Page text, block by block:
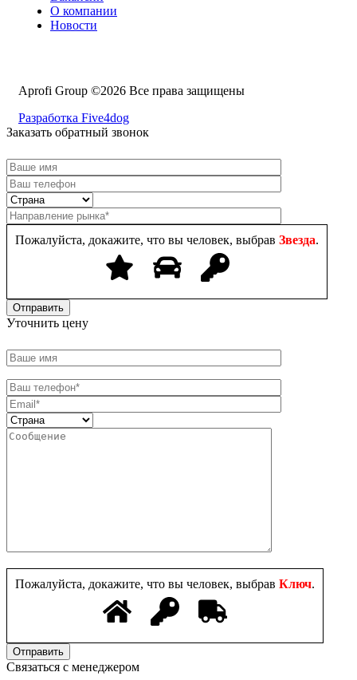
О компании
Новости
Aprofi Group ©2026 Все права защищены
Разработка Five4dog
Заказать обратный звонок
Пожалуйста, докажите, что вы человек, выбрав Звезда.
Уточнить цену
Пожалуйста, докажите, что вы человек, выбрав Ключ.
Связаться с менеджером